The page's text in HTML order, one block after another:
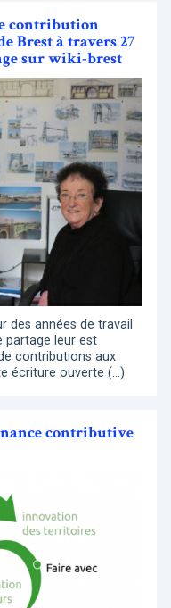
contribution
Brest à travers 27
sur wiki-brest
des années de travail
partage leur est
contributions aux
écriture ouverte (…)
contributive